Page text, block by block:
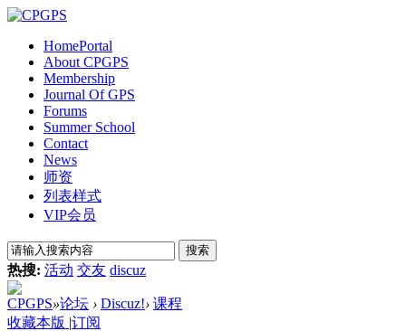
HomePortal
About CPGPS
Membership
Journal Of GPS
Forums
Summer School
Contact
News
师资
列表样式
VIP会员
搜索
热搜: 活动 交友 discuz
CPGPS»论坛 › Discuz!› 课程
收藏本版 |订阅